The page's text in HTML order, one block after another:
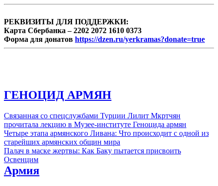
РЕКВИЗИТЫ ДЛЯ ПОДДЕРЖКИ:
Карта Сбербанка – 2202 2072 1610 0373
Форма для донатов https://dzen.ru/yerkramas?donate=true
ГЕНОЦИД АРМЯН
Связанная со спецслужбами Турции Лилит Мкртчян
прочитала лекцию в Музее-институте Геноцида армян
Четыре этапа армянского Ливана: Что происходит с одной из
старейших армянских общин мира
Палач в маске жертвы: Как Баку пытается присвоить
Освенцим
Армия